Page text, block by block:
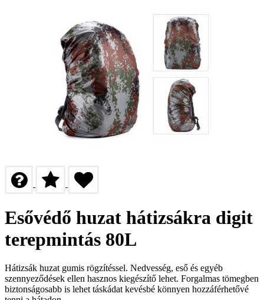
Esővédő huzat hátizsákra digit
terepmintás 80L
Hátizsák huzat gumis rögzítéssel. Nedvesség, eső és egyéb
szennyeződések ellen hasznos kiegészítő lehet. Forgalmas tömegben
biztonságosabb is lehet táskádat kevésbé könnyen hozzáférhetővé